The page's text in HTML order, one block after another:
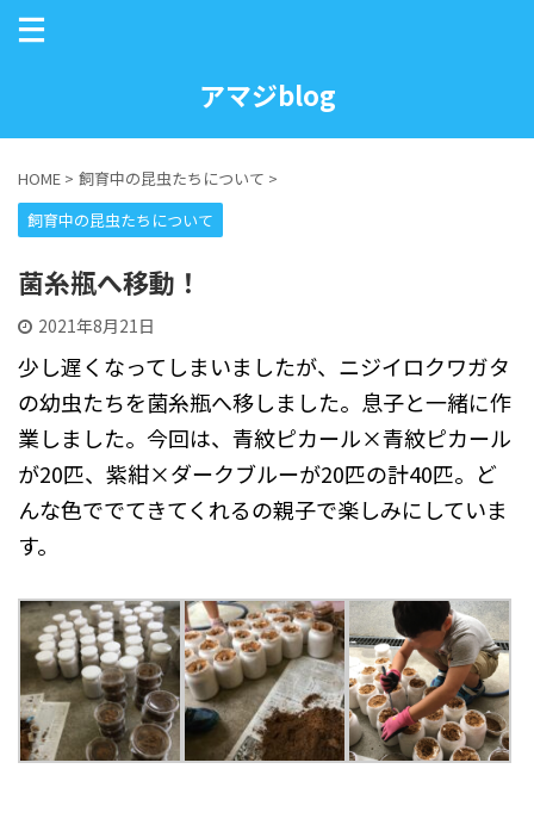
アマジblog
HOME > 飼育中の昆虫たちについて >
飼育中の昆虫たちについて
菌糸瓶へ移動！
2021年8月21日
少し遅くなってしまいましたが、ニジイロクワガタ
の幼虫たちを菌糸瓶へ移しました。息子と一緒に作
業しました。今回は、青紋ピカール×青紋ピカール
が20匹、紫紺×ダークブルーが20匹の計40匹。ど
んな色ででてきてくれるの親子で楽しみにしていま
す。